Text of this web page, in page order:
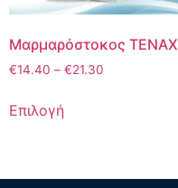
Μαρμαρόστοκος TENAX
€14.40 – €21.30
Επιλογή